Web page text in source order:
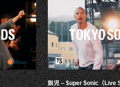
鋭児 – $uper $onic（Live